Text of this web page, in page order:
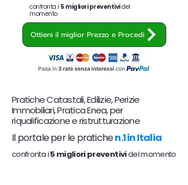
confronta i 5 migliori preventividel
momento
Ottieni il miglior Prezzo e Procedi
Pratiche Catastali, Edilizie, Perizie
Immobiliari, Pratica Enea, per
riqualificazione e ristrutturazione
Il portale per le pratichen.1 in Italia
confronta i5 migliori preventividel momento